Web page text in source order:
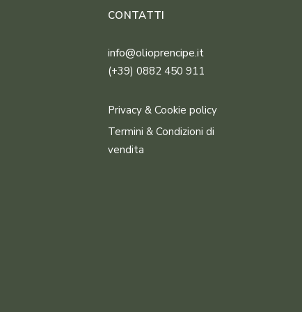
CONTATTI
info@olioprencipe.it
(+39) 0882 450 911
Privacy & Cookie policy
Termini & Condizioni di
vendita